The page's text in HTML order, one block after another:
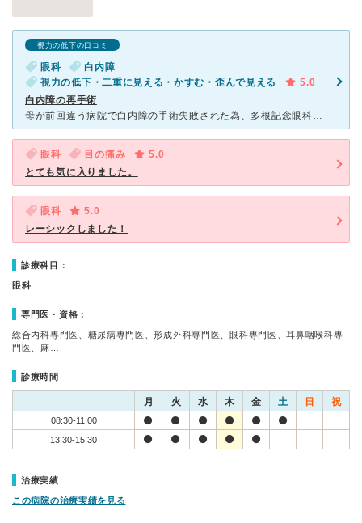
視力の低下の口コミ
眼科
白内障
視力の低下・二重に見える・かすむ・歪んで見える
5.0
白内障の再手術
母が前回違う病院で白内障の手術失敗された為、多根記念眼科病院で再手術しました。 前回の病院の手術では、視界に白く靄がかかる症状だけで元々の視力自体は良かったのが、術後は靄は解消されましたが1ヶ月程で
眼科 目の痛み
5.0
とても気に入りました。
眼科
5.0
レーシックしました！
診療科目：
眼科
専門医・資格：
総合内科専門医、糖尿病専門医、形成外科専門医、眼科専門医、耳鼻咽喉科専
門医、麻…
診療時間
月 火 水 木 金 土 日 祝
08:30-11:00
13:30-15:30
治療実績
この病院の治療実績を見る